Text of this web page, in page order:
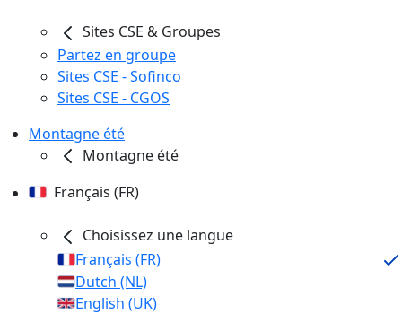
Sites CSE & Groupes
Partez en groupe
Sites CSE - Sofinco
Sites CSE - CGOS
Montagne été
Montagne été
Français (FR)
Choisissez une langue
Français (FR)
Dutch (NL)
English (UK)